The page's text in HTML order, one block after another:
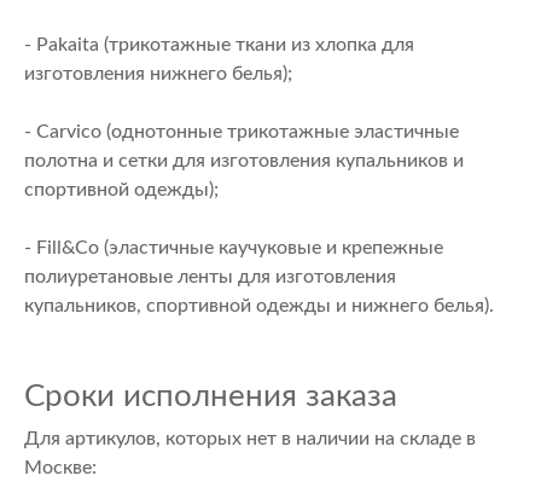
- Pakaita (трикотажные ткани из хлопка для
изготовления нижнего белья);
- Carvico (однотонные трикотажные эластичные
полотна и сетки для изготовления купальников и
спортивной одежды);
- Fill&Co (эластичные каучуковые и крепежные
полиуретановые ленты для изготовления
купальников, спортивной одежды и нижнего белья).
Сроки исполнения заказа
Для артикулов, которых нет в наличии на складе в
Москве: